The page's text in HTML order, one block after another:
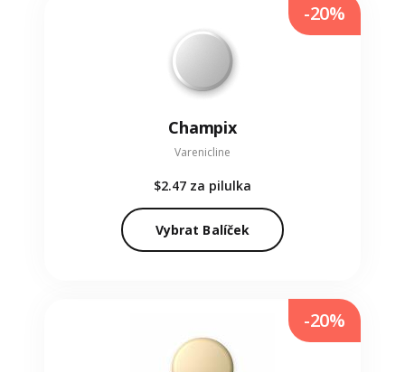
Champix
Varenicline
$2.47 za pilulka
Vybrat Balíček
-20%
-20%